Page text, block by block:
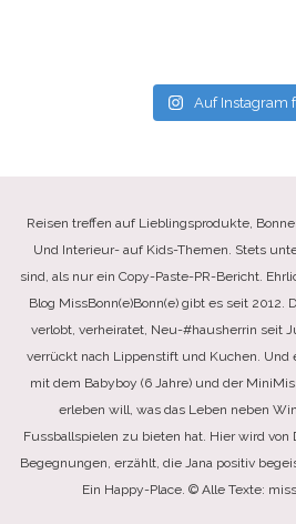
Auf Instagram
Reisen treffen auf Lieblingsprodukte,
Und Interieur- auf Kids-Themen. Stets
sind, als nur ein Copy-Paste-PR-Bericht.
Blog MissBonn(e)Bonn(e) gibt es seit 2012.
verlobt, verheiratet, Neu-#hausherrin seit
verrückt nach Lippenstift und Kuchen. Und
mit dem Babyboy (6 Jahre) und der
erleben will, was das Leben neben
Fussballspielen zu bieten hat. Hier wird von
Begegnungen, erzählt, die Jana positiv
Ein Happy-Place. © Alle Texte: